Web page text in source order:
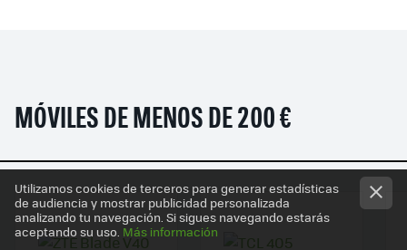
MÓVILES DE MENOS DE 200 €
Utilizamos cookies de terceros para generar estadísticas
de audiencia y mostrar publicidad personalizada
analizando tu navegación. Si sigues navegando estarás
aceptando su uso. Más información